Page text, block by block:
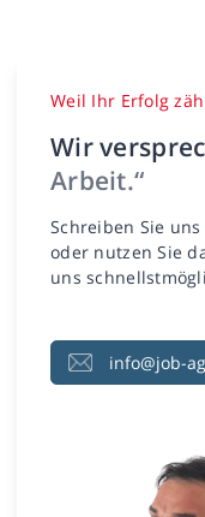
Weil Ihr Erfolg
Wir
Arbeit.“
Schreiben Sie
oder nutzen Sie
uns
info@job-